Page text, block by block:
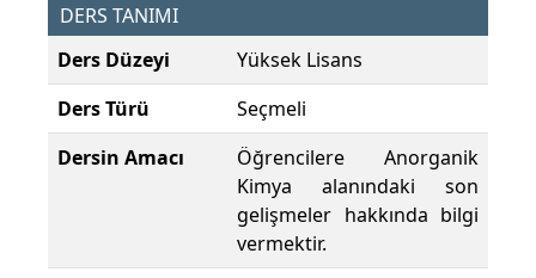
DERS TANIMI
Ders Düzeyi
Yüksek Lisans
Ders Türü
Seçmeli
Dersin Amacı
Öğrencilere Anorganik
Kimya alanındaki son
gelişmeler hakkında bilgi
vermektir.